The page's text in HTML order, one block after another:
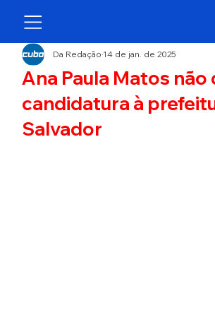
Ana Paula Matos
candidatura à
Salvador
Da Redação14 de jan. de 2025